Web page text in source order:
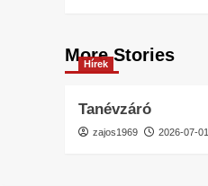
More Stories
Hírek
Tanévzáró
zajos1969 2026-07-01